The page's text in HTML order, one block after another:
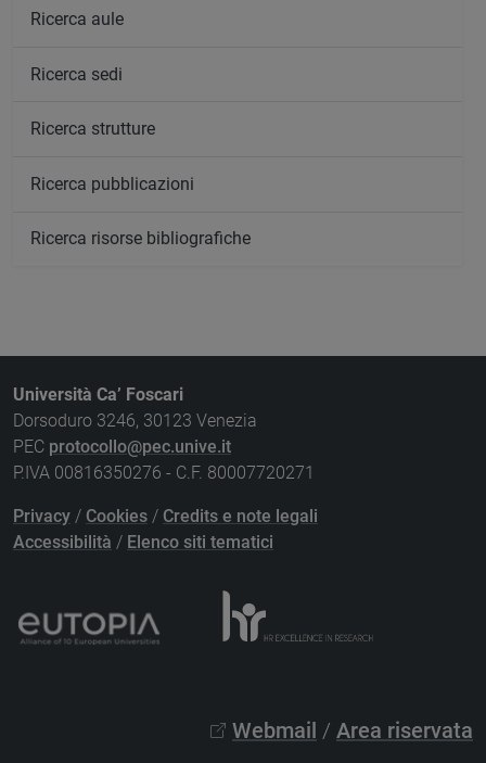
Ricerca aule
Ricerca sedi
Ricerca strutture
Ricerca pubblicazioni
Ricerca risorse bibliografiche
Università Ca’ Foscari
Dorsoduro 3246, 30123 Venezia
PEC protocollo@pec.unive.it
P.IVA 00816350276 - C.F. 80007720271
Privacy / Cookies / Credits e note legali
Accessibilità / Elenco siti tematici
Webmail / Area riservata